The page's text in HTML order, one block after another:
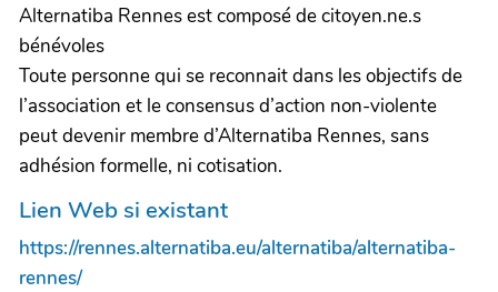
Alternatiba Rennes est composé de citoyen.ne.s
bénévoles
Toute personne qui se reconnait dans les objectifs de
l’association et le consensus d’action non-violente
peut devenir membre d’Alternatiba Rennes, sans
adhésion formelle, ni cotisation.
Lien Web si existant
https://rennes.alternatiba.eu/alternatiba/alternatiba-
rennes/